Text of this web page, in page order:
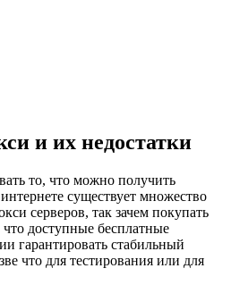
и их недостатки
то, что можно получить
существует множество
серверов, так зачем покупать
доступные бесплатные
гарантировать стабильный
что для тестирования или для